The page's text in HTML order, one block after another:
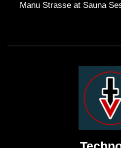
Manu Strasse at Sauna